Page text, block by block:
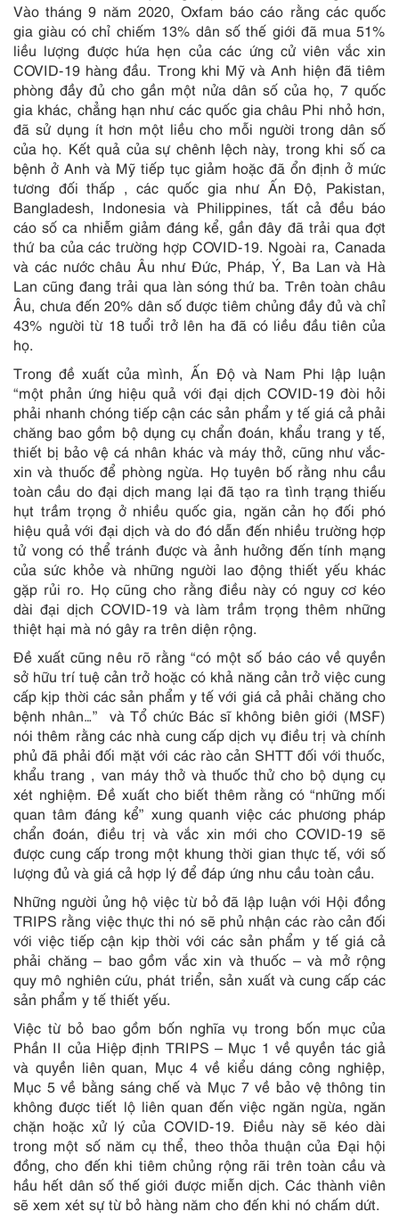
Vào tháng 9 năm 2020, Oxfam báo cáo rằng các quốc
gia giàu có chỉ chiếm 13% dân số thế giới đã mua 51%
liều lượng được hứa hẹn của các ứng cử viên vắc xin
COVID-19 hàng đầu. Trong khi Mỹ và Anh hiện đã tiêm
phòng đầy đủ cho gần một nửa dân số của họ, 7 quốc
gia khác, chẳng hạn như các quốc gia châu Phi nhỏ hơn,
đã sử dụng ít hơn một liều cho mỗi người trong dân số
của họ. Kết quả của sự chênh lệch này, trong khi số ca
bệnh ở Anh và Mỹ tiếp tục giảm hoặc đã ổn định ở mức
tương đối thấp , các quốc gia như Ấn Độ, Pakistan,
Bangladesh, Indonesia và Philippines, tất cả đều báo
cáo số ca nhiễm giảm đáng kể, gần đây đã trải qua đợt
thứ ba của các trường hợp COVID-19. Ngoài ra, Canada
và các nước châu Âu như Đức, Pháp, Ý, Ba Lan và Hà
Lan cũng đang trải qua làn sóng thứ ba. Trên toàn châu
Âu, chưa đến 20% dân số được tiêm chủng đầy đủ và chỉ
43% người từ 18 tuổi trở lên ha đã có liều đầu tiên của
họ.
Trong đề xuất của mình, Ấn Độ và Nam Phi lập luận
“một phản ứng hiệu quả với đại dịch COVID-19 đòi hỏi
phải nhanh chóng tiếp cận các sản phẩm y tế giá cả phải
chăng bao gồm bộ dụng cụ chẩn đoán, khẩu trang y tế,
thiết bị bảo vệ cá nhân khác và máy thở, cũng như vắc-
xin và thuốc để phòng ngừa. Họ tuyên bố rằng nhu cầu
toàn cầu do đại dịch mang lại đã tạo ra tình trạng thiếu
hụt trầm trọng ở nhiều quốc gia, ngăn cản họ đối phó
hiệu quả với đại dịch và do đó dẫn đến nhiều trường hợp
tử vong có thể tránh được và ảnh hưởng đến tính mạng
của sức khỏe và những người lao động thiết yếu khác
gặp rủi ro. Họ cũng cho rằng điều này có nguy cơ kéo
dài đại dịch COVID-19 và làm trầm trọng thêm những
thiệt hại mà nó gây ra trên diện rộng.
Đề xuất cũng nêu rõ rằng “có một số báo cáo về quyền
sở hữu trí tuệ cản trở hoặc có khả năng cản trở việc cung
cấp kịp thời các sản phẩm y tế với giá cả phải chăng cho
bệnh nhân…” và Tổ chức Bác sĩ không biên giới (MSF)
nói thêm rằng các nhà cung cấp dịch vụ điều trị và chính
phủ đã phải đối mặt với các rào cản SHTT đối với thuốc,
khẩu trang , van máy thở và thuốc thử cho bộ dụng cụ
xét nghiệm. Đề xuất cho biết thêm rằng có “những mối
quan tâm đáng kể” xung quanh việc các phương pháp
chẩn đoán, điều trị và vắc xin mới cho COVID-19 sẽ
được cung cấp trong một khung thời gian thực tế, với số
lượng đủ và giá cả hợp lý để đáp ứng nhu cầu toàn cầu.
Những người ủng hộ việc từ bỏ đã lập luận với Hội đồng
TRIPS rằng việc thực thi nó sẽ phủ nhận các rào cản đối
với việc tiếp cận kịp thời với các sản phẩm y tế giá cả
phải chăng – bao gồm vắc xin và thuốc – và mở rộng
quy mô nghiên cứu, phát triển, sản xuất và cung cấp các
sản phẩm y tế thiết yếu.
Việc từ bỏ bao gồm bốn nghĩa vụ trong bốn mục của
Phần II của Hiệp định TRIPS – Mục 1 về quyền tác giả
và quyền liên quan, Mục 4 về kiểu dáng công nghiệp,
Mục 5 về bằng sáng chế và Mục 7 về bảo vệ thông tin
không được tiết lộ liên quan đến việc ngăn ngừa, ngăn
chặn hoặc xử lý của COVID-19. Điều này sẽ kéo dài
trong một số năm cụ thể, theo thỏa thuận của Đại hội
đồng, cho đến khi tiêm chủng rộng rãi trên toàn cầu và
hầu hết dân số thế giới được miễn dịch. Các thành viên
sẽ xem xét sự từ bỏ hàng năm cho đến khi nó chấm dứt.